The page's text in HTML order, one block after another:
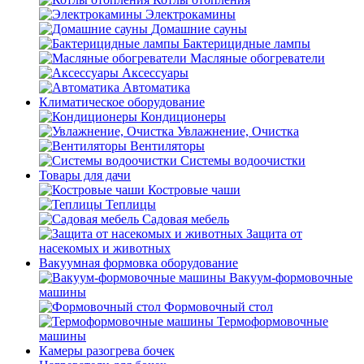
Электрокамины
Домашние сауны
Бактерицидные лампы
Масляные обогреватели
Аксессуары
Автоматика
Климатическое оборудование
Кондиционеры
Увлажнение, Очистка
Вентиляторы
Системы водоочистки
Товары для дачи
Костровые чаши
Теплицы
Садовая мебель
Защита от
насекомых и животных
Вакуумная формовка оборудование
Вакуум-формовочные
машины
Формовочный стол
Термоформовочные
машины
Камеры разогрева бочек